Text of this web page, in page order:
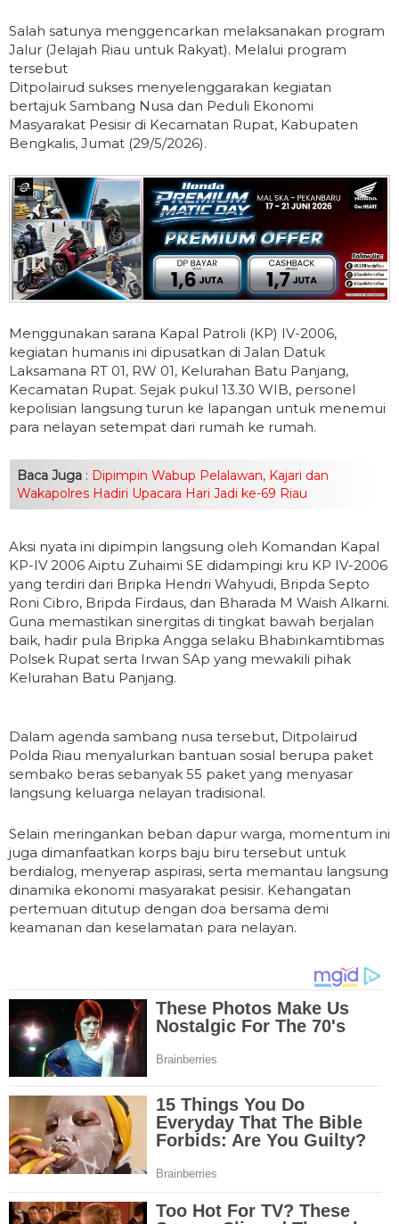
Salah satunya menggencarkan melaksanakan program
Jalur (Jelajah Riau untuk Rakyat). Melalui program
tersebut
Ditpolairud sukses menyelenggarakan kegiatan
bertajuk Sambang Nusa dan Peduli Ekonomi
Masyarakat Pesisir di Kecamatan Rupat, Kabupaten
Bengkalis, Jumat (29/5/2026).
Menggunakan sarana Kapal Patroli (KP) IV-2006,
kegiatan humanis ini dipusatkan di Jalan Datuk
Laksamana RT 01, RW 01, Kelurahan Batu Panjang,
Kecamatan Rupat. Sejak pukul 13.30 WIB, personel
kepolisian langsung turun ke lapangan untuk menemui
para nelayan setempat dari rumah ke rumah.
Baca Juga : Dipimpin Wabup Pelalawan, Kajari dan
Wakapolres Hadiri Upacara Hari Jadi ke-69 Riau
Aksi nyata ini dipimpin langsung oleh Komandan Kapal
KP-IV 2006 Aiptu Zuhaimi SE didampingi kru KP IV-2006
yang terdiri dari Bripka Hendri Wahyudi, Bripda Septo
Roni Cibro, Bripda Firdaus, dan Bharada M Waish Alkarni.
Guna memastikan sinergitas di tingkat bawah berjalan
baik, hadir pula Bripka Angga selaku Bhabinkamtibmas
Polsek Rupat serta Irwan SAp yang mewakili pihak
Kelurahan Batu Panjang.
Dalam agenda sambang nusa tersebut, Ditpolairud
Polda Riau menyalurkan bantuan sosial berupa paket
sembako beras sebanyak 55 paket yang menyasar
langsung keluarga nelayan tradisional.
Selain meringankan beban dapur warga, momentum ini
juga dimanfaatkan korps baju biru tersebut untuk
berdialog, menyerap aspirasi, serta memantau langsung
dinamika ekonomi masyarakat pesisir. Kehangatan
pertemuan ditutup dengan doa bersama demi
keamanan dan keselamatan para nelayan.